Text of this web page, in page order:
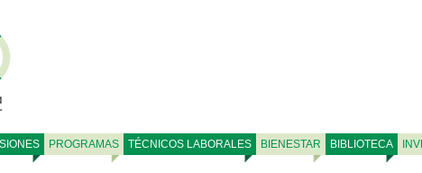
PROGRAMAS TÉCNICOS LABORALES BIENESTAR BIBLIOTECA